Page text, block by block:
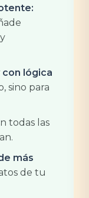
lógica
sino para
todas las
más
de tu